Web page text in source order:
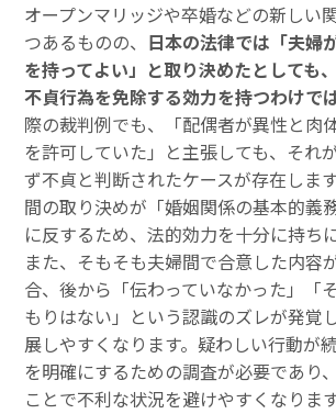
オープンマリッジや卒婚などの新しい
つあるものの、 日本の法律では「夫婦
を持ってよい」と取り決めたとしても
不貞行為を免除する効力を持つわけで
際の裁判例でも、「配偶者が異性と肉
を許可していた」と主張しても、それ
ず不貞と判断されたケースが存在しま
間の取り決めが「婚姻関係の基本的義
に反するため、法的効力を十分に持ち
また、そもそも夫婦間で合意した内容
合、後から「伝わっていなかった」「
もりはない」という認識のズレが発覚
展しやすくなります。疑わしい行動が
を明確にするための調査が必要であり
ことで不利な状況を避けやすくなります